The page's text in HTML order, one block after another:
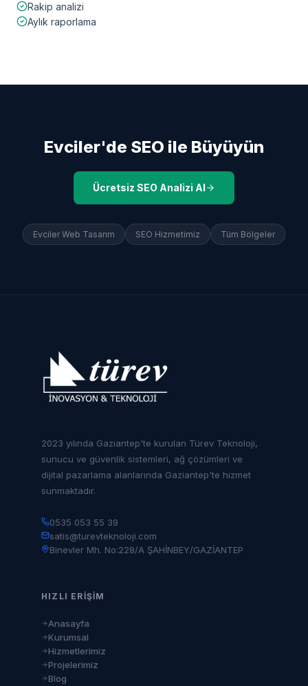
Rakip analizi
Aylık raporlama
Evciler'de SEO ile Büyüyün
Ücretsiz SEO Analizi Al
Evciler Web Tasarım SEO Hizmetimiz Tüm Bölgeler
2023 yılında Gaziantep'te kurulan Türev Teknoloji,
sunucu ve güvenlik sistemleri, ağ çözümleri ve
dijital pazarlama alanlarında Gaziantep'te hizmet
sunmaktadır.
0535 053 55 39
satis@turevteknoloji.com
Binevler Mh. No:228/A ŞAHİNBEY/GAZİANTEP
HIZLI ERIŞIM
Anasayfa
Kurumsal
Hizmetlerimiz
Projelerimiz
Blog